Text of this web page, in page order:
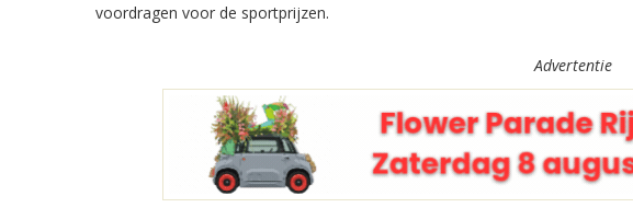
voordragen voor de sportprijzen.
Advertentie